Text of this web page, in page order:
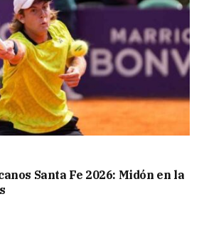
Santa Fe 2026: Midón en la